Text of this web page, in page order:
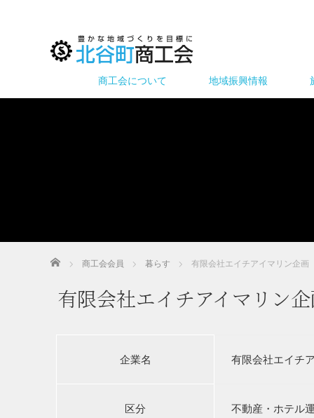
商工会について 地域振興情報
ホーム 商工会会員 暮らす 有限会社エイチアイマリン企画
有限会社エイチアイマリン
企業名 有限会社エイチ
区分 不動産・ホテル